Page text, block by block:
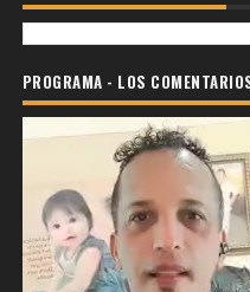
PROGRAMA - LOS